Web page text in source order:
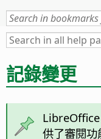
記錄變更
LibreOffice
供了審閱功